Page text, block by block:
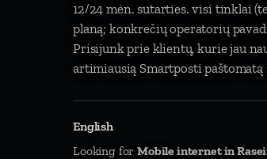
12/24 mėn. sutarties. visi tinklai
planą; konkrečių operatorių
Prisijunk prie klientų, kurie jau
artimiausią Smartposti
English
Looking forMobile internet in